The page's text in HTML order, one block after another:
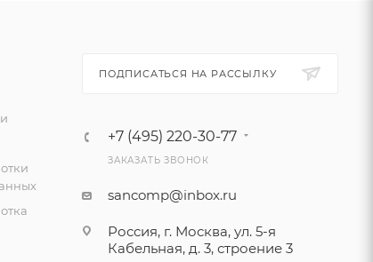
ПОДПИСАТЬСЯ НА РАССЫЛКУ
+7 (495) 220-30-77
ЗАКАЗАТЬ ЗВОНОК
sancomp@inbox.ru
Россия, г. Москва, ул. 5-я
Кабельная, д. 3, строение 3